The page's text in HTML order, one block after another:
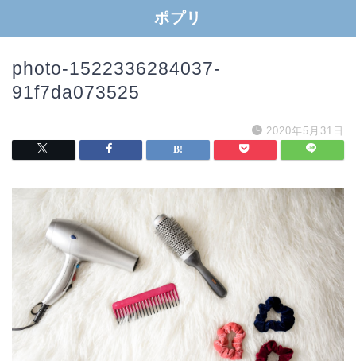
ポプリ
photo-1522336284037-
91f7da073525
2020年5月31日